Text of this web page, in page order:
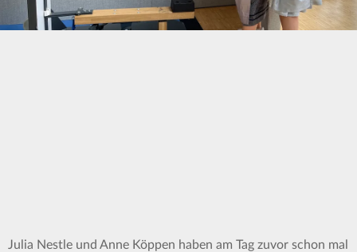
Julia Nestle und Anne Köppen haben am Tag zuvor schon mal